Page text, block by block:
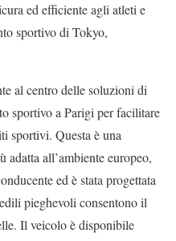
ed efficiente agli atleti e
sportivo di Tokyo,
al centro delle soluzioni di
sportivo a Parigi per facilitare
sportivi. Questa è una
adatta all’ambiente europeo,
ed è stata progettata
pieghevoli consentono il
Il veicolo è disponibile